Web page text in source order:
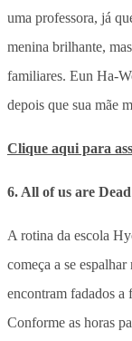
uma professora, já
menina brilhante,
familiares. Eun Ha-
depois que sua mãe
Clique aqui para
6. All of us are Dead
A rotina da escola
começa a se
encontram fadados a
Conforme as horas